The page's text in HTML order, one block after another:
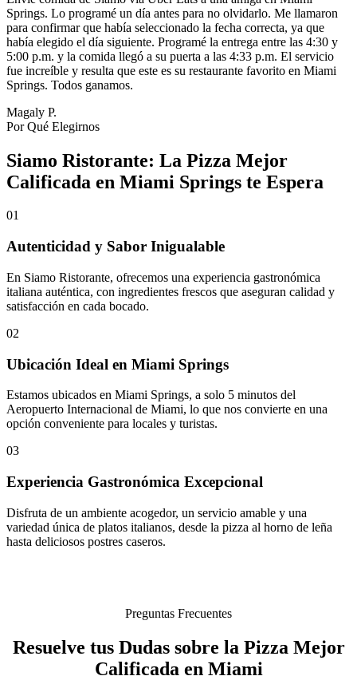
Springs. Lo programé un día antes para no olvidarlo. Me llamaron
para confirmar que había seleccionado la fecha correcta, ya que
había elegido el día siguiente. Programé la entrega entre las 4:30 y
5:00 p.m. y la comida llegó a su puerta a las 4:33 p.m. El servicio
fue increíble y resulta que este es su restaurante favorito en Miami
Springs. Todos ganamos.
Magaly P.
Por Qué Elegirnos
Siamo Ristorante: La Pizza Mejor
Calificada en Miami Springs te Espera
01
Autenticidad y Sabor Inigualable
En Siamo Ristorante, ofrecemos una experiencia gastronómica
italiana auténtica, con ingredientes frescos que aseguran calidad y
satisfacción en cada bocado.
02
Ubicación Ideal en Miami Springs
Estamos ubicados en Miami Springs, a solo 5 minutos del
Aeropuerto Internacional de Miami, lo que nos convierte en una
opción conveniente para locales y turistas.
03
Experiencia Gastronómica Excepcional
Disfruta de un ambiente acogedor, un servicio amable y una
variedad única de platos italianos, desde la pizza al horno de leña
hasta deliciosos postres caseros.
Preguntas Frecuentes
Resuelve tus Dudas sobre la Pizza Mejor
Calificada en Miami